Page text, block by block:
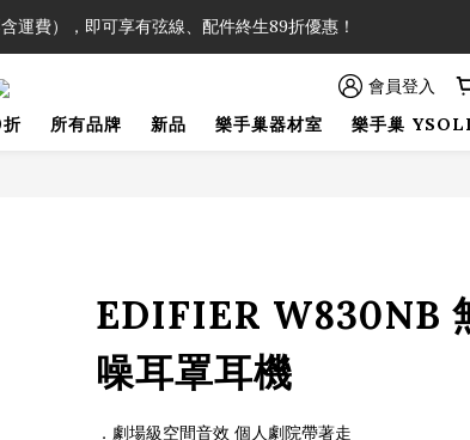
運費），即可享有弦線、配件終生89折優惠！
運費），即可享有弦線、配件終生89折優惠！
加入購物車查看更多折扣！
運費），即可享有弦線、配件終生89折優惠！
會員登入
所有品牌 新品 樂手巢器材室 樂手巢
EDIFIER W830NB
噪耳罩耳機
．劇場級空間音效 個人劇院帶著走